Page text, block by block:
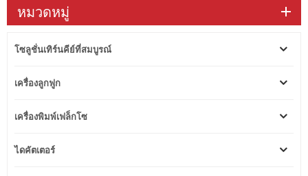
หมวดหมู่
โซลูชั่นเทิร์นคีย์ที่สมบูรณ์
เครื่องลูกฟูก
เครื่องพิมพ์เฟล็กโซ
ไดคัตเตอร์